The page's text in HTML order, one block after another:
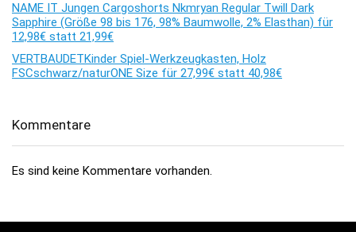
NAME IT Jungen Cargoshorts Nkmryan Regular Twill Dark
Sapphire (Größe 98 bis 176, 98% Baumwolle, 2% Elasthan) für
12,98€ statt 21,99€
VERTBAUDETKinder Spiel-Werkzeugkasten, Holz
FSCschwarz/naturONE Size für 27,99€ statt 40,98€
Kommentare
Es sind keine Kommentare vorhanden.